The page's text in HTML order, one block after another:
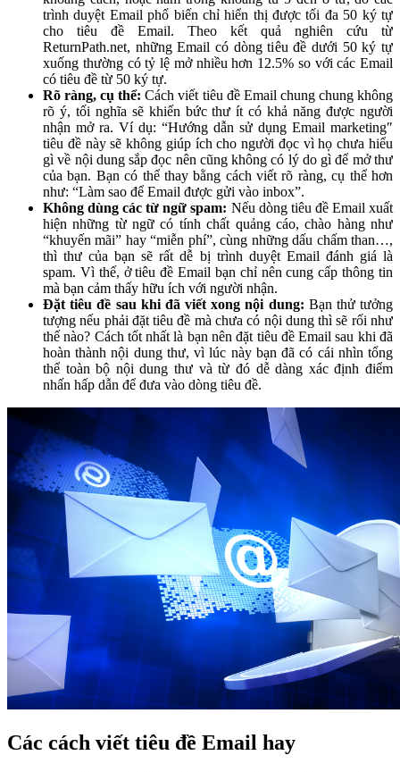
trình duyệt Email phổ biến chỉ hiển thị được tối đa 50 ký tự
cho tiêu đề Email. Theo kết quả nghiên cứu từ
ReturnPath.net, những Email có dòng tiêu đề dưới 50 ký tự
xuống thường có tỷ lệ mở nhiều hơn 12.5% so với các Email
có tiêu đề từ 50 ký tự.
Rõ ràng, cụ thể: Cách viết tiêu đề Email chung chung không
rõ ý, tối nghĩa sẽ khiến bức thư ít có khả năng được người
nhận mở ra. Ví dụ: “Hướng dẫn sử dụng Email marketing″
tiêu đề này sẽ không giúp ích cho người đọc vì họ chưa hiểu
gì về nội dung sắp đọc nên cũng không có lý do gì để mở thư
của bạn. Bạn có thể thay bằng cách viết rõ ràng, cụ thể hơn
như: “Làm sao để Email được gửi vào inbox”.
Không dùng các từ ngữ spam: Nếu dòng tiêu đề Email xuất
hiện những từ ngữ có tính chất quảng cáo, chào hàng như
“khuyến mãi” hay “miễn phí”, cùng những dấu chấm than…,
thì thư của bạn sẽ rất dễ bị trình duyệt Email đánh giá là
spam. Vì thế, ở tiêu đề Email bạn chỉ nên cung cấp thông tin
mà bạn cảm thấy hữu ích với người nhận.
Đặt tiêu đề sau khi đã viết xong nội dung: Bạn thử tưởng
tượng nếu phải đặt tiêu đề mà chưa có nội dung thì sẽ rối như
thế nào? Cách tốt nhất là bạn nên đặt tiêu đề Email sau khi đã
hoàn thành nội dung thư, vì lúc này bạn đã có cái nhìn tổng
thể toàn bộ nội dung thư và từ đó dễ dàng xác định điểm
nhấn hấp dẫn để đưa vào dòng tiêu đề.
Các cách viết tiêu đề Email hay